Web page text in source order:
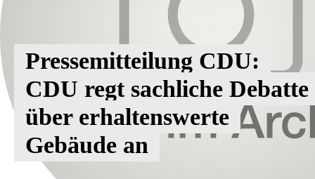
Pressemitteilung CDU:
CDU regt sachliche Debatte
über erhaltenswerte
Gebäude an